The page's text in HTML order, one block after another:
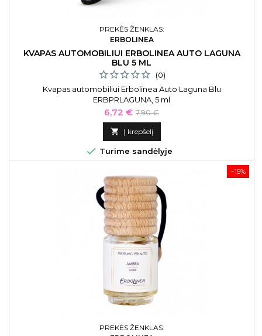
PREKĖS ŽENKLAS:
ERBOLINEA
KVAPAS AUTOMOBILIUI ERBOLINEA AUTO LAGUNA
BLU 5 ML
(0)
Kvapas automobiliui Erbolinea Auto Laguna Blu
ERBPRLAGUNA, 5 ml
Kaina
6,72 € Bazinė
kaina
7,90 €
 Į krepšelį
 Turime sandėlyje
−15%
PREKĖS ŽENKLAS: